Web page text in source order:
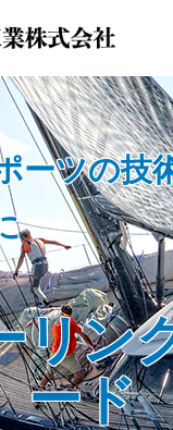
ーツの技
リン
ード